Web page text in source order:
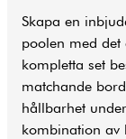
Skapa en
poolen med det
kompletta set
matchande
hållbarhet
kombination av